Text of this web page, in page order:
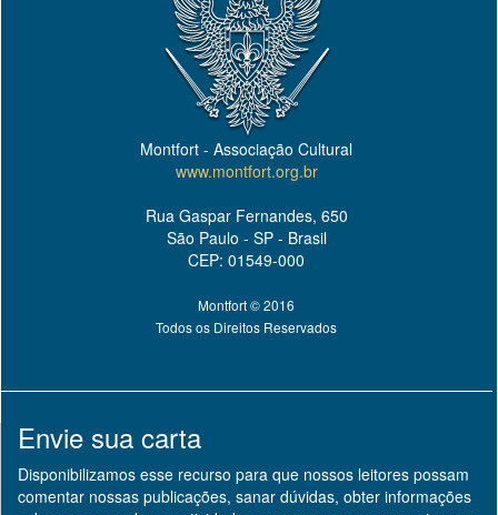
Montfort - Associação Cultural
www.montfort.org.br
Rua Gaspar Fernandes, 650
São Paulo - SP - Brasil
CEP: 01549-000
Montfort © 2016
Todos os Direitos Reservados
Envie sua carta
Disponibilizamos esse recurso para que nossos leitores possam
comentar nossas publicações, sanar dúvidas, obter informações